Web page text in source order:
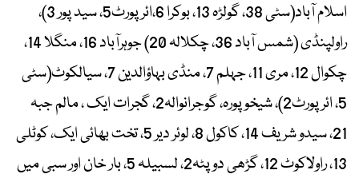
اسلام آباد(سٹی 38، گولڑہ 13، بوکرا 6،ائرپورٹ5، سید پور 3)،
راولپنڈی (شمس آباد 36، چکلالہ 20) جوہرآباد 16، منگلا 14،
چکوال 12، مری 11، جہلم 7، منڈی بہاؤالدین 7، سیالکوٹ(سٹی
5، ائرپورٹ2)، شیخوپورہ، گوجرانوالہ2، گجرات ایک ، مالم جبہ
21، سیدو شریف 14، کاکول 8، لوئر دیر 5، تخت بھائی ایک، کوٹلی
13، راولاکوٹ 12، گڑھی دوپٹہ2، لسبیلہ 5، بار خان اور سبی میں